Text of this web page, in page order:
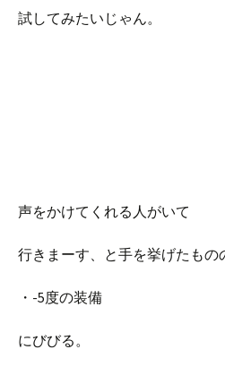
試してみたいじゃん。
声をかけてくれる人がいて
行きまーす、と手を挙げたもの
・-5度の装備
にびびる。